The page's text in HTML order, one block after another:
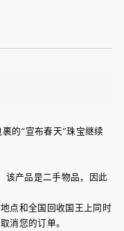
的“宣布春天”珠宝继续
产品是二手物品，因此
点和全国回收国王上同时
消您的订单。